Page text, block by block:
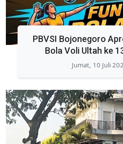
PBVSI Bojonegoro
Bola Voli Ultah ke
Jumat, 10 Juli